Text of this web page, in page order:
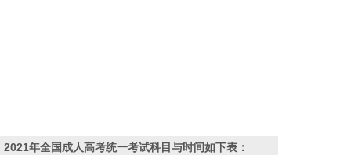
2021年全国成人高考统一考试科目与时间如下表：